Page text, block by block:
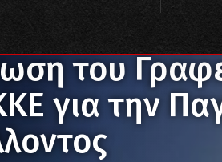
Ανακοίνωση του Γραφείου
του
για την